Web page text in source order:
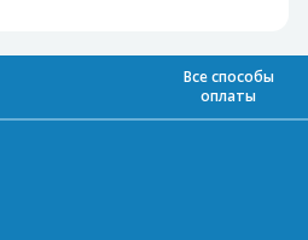
Все способы
оплаты